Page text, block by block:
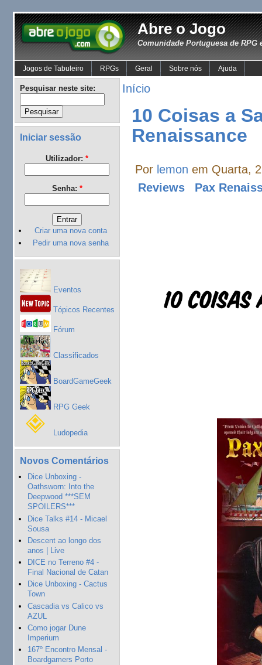
Abre o Jogo
Comunidade Portuguesa de RPG
Jogos de Tabuleiro RPGs Geral Sobre nós Ajuda
Pesquisar neste site:
Iniciar sessão
Utilizador: *
Senha: *
Criar uma nova conta
Pedir uma nova senha
Eventos
Tópicos Recentes
Fórum
Classificados
BoardGameGeek
RPG Geek
Ludopedia
Novos Comentários
Dice Unboxing -
Oathsworn: Into the
Deepwood ***SEM
SPOILERS***
Dice Talks #14 - Micael
Sousa
Descent ao longo dos
anos | Live
DICE no Terreno #4 -
Final Nacional de Catan
Dice Unboxing - Cactus
Town
Cascadia vs Calico vs
AZUL
Como jogar Dune
Imperium
167º Encontro Mensal -
Boardgamers Porto
Início
10 Coisas a
Renaissance
Por lemon em Quarta,
Reviews
Pax